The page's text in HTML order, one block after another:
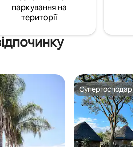
паркування на
території
Супергосподар
Супергосподар